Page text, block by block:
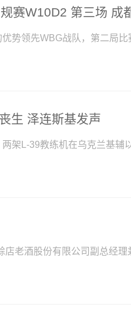
势领先WBG战队，第二局比
生 泽连斯基发声
架L-39教练机在乌克兰基辅
店老酒股份有限公司副总经理